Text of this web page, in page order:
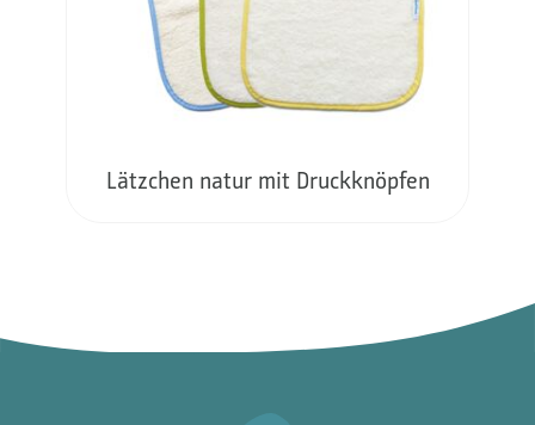
Lätzchen natur mit Druckknöpfen